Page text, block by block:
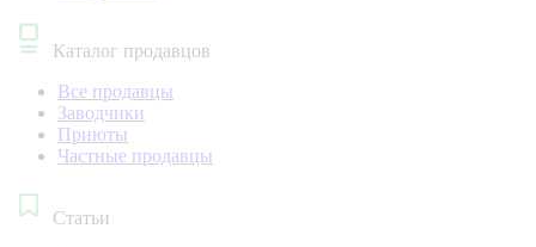
Каталог продавцов
Все продавцы
Заводчики
Приюты
Частные продавцы
Статьи